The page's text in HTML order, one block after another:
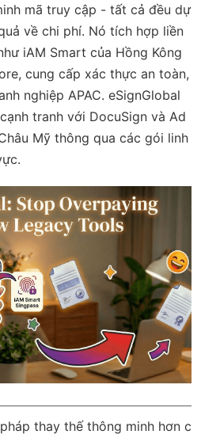
mã truy cập - tất cả đều dự
về chi phí. Nó tích hợp liền
iAM Smart của Hồng Kông
cung cấp xác thực an toàn,
nghiệp APAC. eSignGlobal
tranh với DocuSign và Ad
Mỹ thông qua các gói linh
thay thế thông minh hơn c